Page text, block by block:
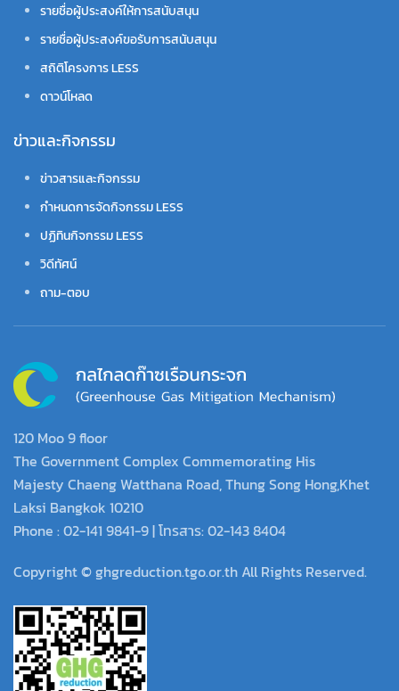
รายชื่อผู้ประสงค์ให้การสนับสนุน
รายชื่อผู้ประสงค์ขอรับการสนับสนุน
สถิติโครงการ LESS
ดาวน์โหลด
ข่าวและกิจกรรม
ข่าวสารและกิจกรรม
กำหนดการจัดกิจกรรม LESS
ปฏิทินกิจกรรม LESS
วิดีทัศน์
ถาม-ตอบ
120 Moo 9 floor
The Government Complex Commemorating His
Majesty Chaeng Watthana Road, Thung Song Hong,Khet
Laksi Bangkok 10210
Phone : 02-141 9841-9 | โทรสาร: 02-143 8404
Copyright © ghgreduction.tgo.or.th All Rights Reserved.